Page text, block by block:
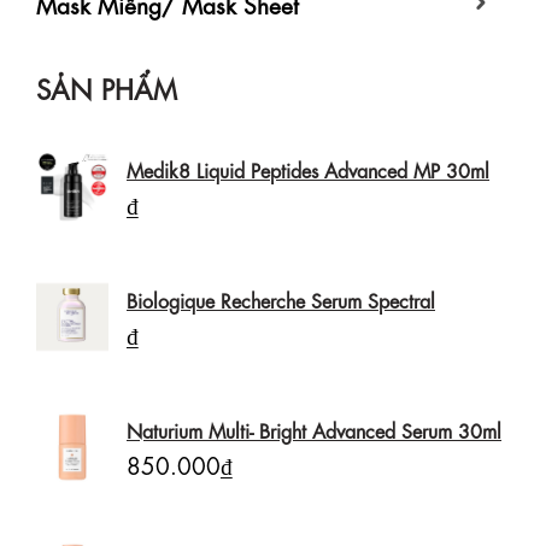
SẢN PHẨM
Medik8 Liquid Peptides Advanced MP 30ml
₫
Biologique Recherche Serum Spectral
₫
Naturium Multi- Bright Advanced Serum 30ml
850.000₫